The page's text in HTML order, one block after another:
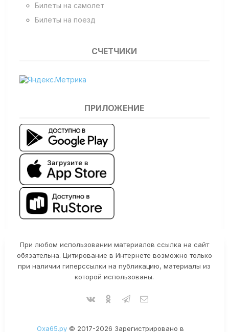
Билеты на самолет
Билеты на поезд
СЧЕТЧИКИ
ПРИЛОЖЕНИЕ
При любом использовании материалов ссылка на сайт
обязательна. Цитирование в Интернете возможно только
при наличии гиперссылки на публикацию, материалы из
которой использованы.
Оха65.ру© 2017-2026 Зарегистрировано в